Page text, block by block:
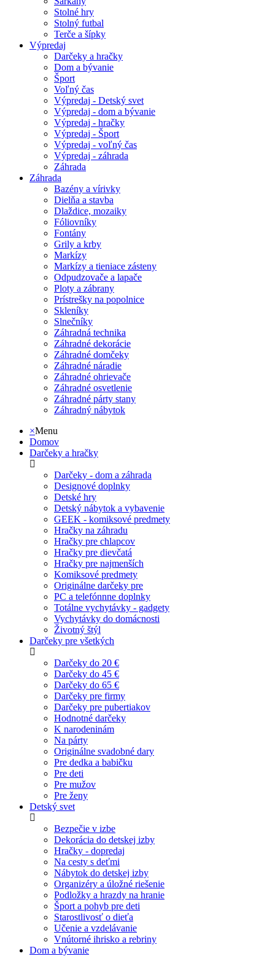
Stolné hry
Stolný futbal
Terče a šípky
Výpredaj
Darčeky a hračky
Dom a bývanie
Šport
Voľný čas
Výpredaj - Detský svet
Výpredaj - dom a bývanie
Výpredaj - hračky
Výpredaj - Šport
Výpredaj - voľný čas
Výpredaj - záhrada
Záhrada
Záhrada
Bazény a vírivky
Dielňa a stavba
Dlaždice, mozaiky
Fóliovníky
Fontány
Grily a krby
Markízy
Markízy a tieniace zásteny
Odpudzovače a lapače
Ploty a zábrany
Prístrešky na popolnice
Skleníky
Slnečníky
Záhradná technika
Záhradné dekorácie
Záhradné domčeky
Záhradné náradie
Záhradné ohrievače
Záhradné osvetlenie
Záhradné párty stany
Záhradný nábytok
×Menu
Domov
Darčeky a hračky
Darčeky - dom a záhrada
Designové doplnky
Detské hry
Detský nábytok a vybavenie
GEEK - komiksové predmety
Hračky na záhradu
Hračky pre chlapcov
Hračky pre dievčatá
Hračky pre najmenších
Komiksové predmety
Originálne darčeky pre
PC a telefónnne doplnky
Totálne vychytávky - gadgety
Vychytávky do domácnosti
Životný štýl
Darčeky pre všetkých
Darčeky do 20 €
Darčeky do 45 €
Darčeky do 65 €
Darčeky pre firmy
Darčeky pre pubertiakov
Hodnotné darčeky
K narodeninám
Na párty
Originálne svadobné dary
Pre dedka a babičku
Pre deti
Pre mužov
Pre ženy
Detský svet
Bezpečie v izbe
Dekorácia do detskej izby
Hračky - dopredaj
Na cesty s deťmi
Nábytok do detskej izby
Organizéry a úložné riešenie
Podložky a hrazdy na hranie
Šport a pohyb pre deti
Starostlivosť o dieťa
Učenie a vzdelávanie
Vnútorné ihrisko a rebriny
Dom a bývanie